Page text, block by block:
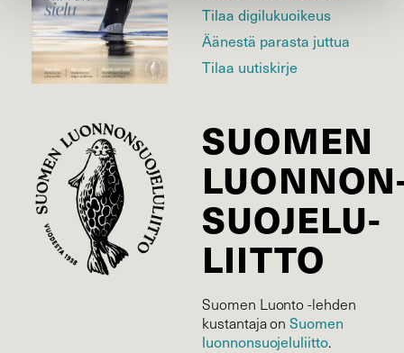
Tilaa digilukuoikeus
Äänestä parasta juttua
Tilaa uutiskirje
SUOMEN
SUOJELU­
LIITTO
Suomen Luonto -lehden
kustantaja onSuomen
luonnonsuojelu­liitto.